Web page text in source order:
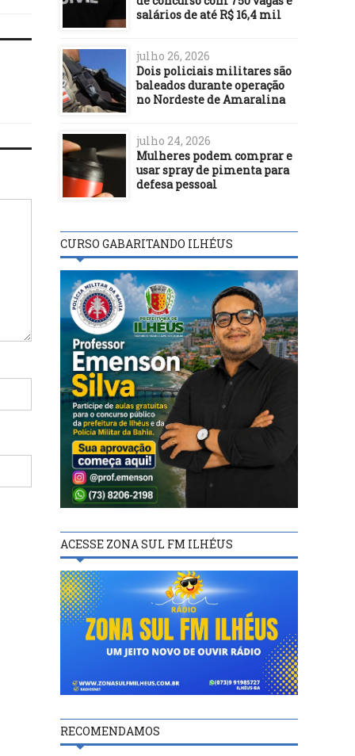
salários de até R$ 16,4 mil
julho 26, 2026
Dois policiais militares são
baleados durante operação
no Nordeste de Amaralina
julho 24, 2026
Mulheres podem comprar e
usar spray de pimenta para
defesa pessoal
CURSO GABARITANDO ILHÉUS
ACESSE ZONA SUL FM ILHÉUS
RECOMENDAMOS